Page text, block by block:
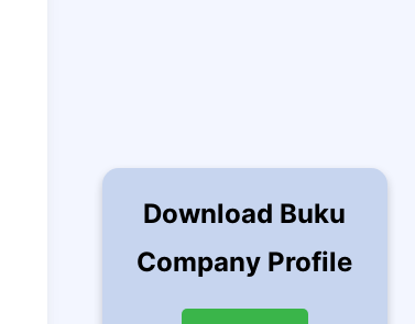
Download Buku
Company Profile